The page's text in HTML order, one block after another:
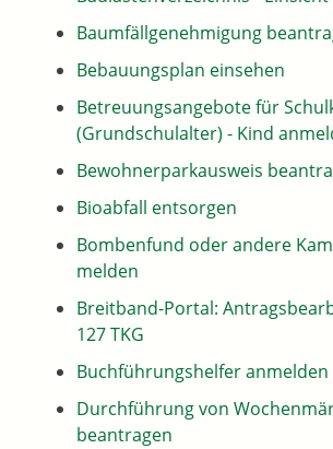
Baumfällgenehmigung
Bebauungsplan einsehen
Betreuungsangebote für
(Grundschulalter) - Kind
Bewohnerparkausweis
Bioabfall entsorgen
Bombenfund oder andere
melden
Breitband-Portal:
127 TKG
Buchführungshelfer anmelden
Durchführung von
beantragen